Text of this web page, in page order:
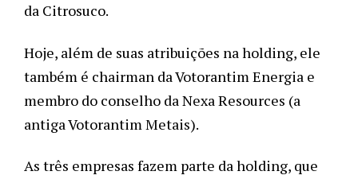
da Citrosuco.
Hoje, além de suas atribuições na holding, ele
também é chairman da Votorantim Energia e
membro do conselho da Nexa Resources (a
antiga Votorantim Metais).
As três empresas fazem parte da holding, que